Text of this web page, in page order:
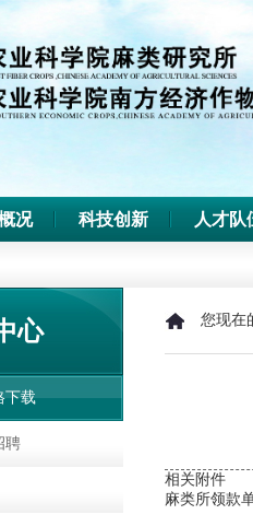
况 科技创新 人才队
心
下载
聘
您现在
相关附件
麻类所领款